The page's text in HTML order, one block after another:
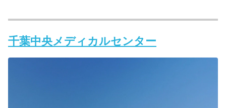
千葉中央メディカルセンター